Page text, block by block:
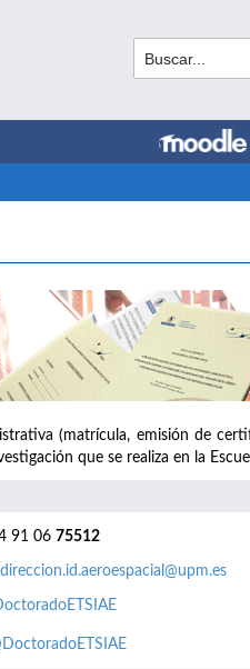
(matrícula, emisión de
que se realiza en la
91 06 75512